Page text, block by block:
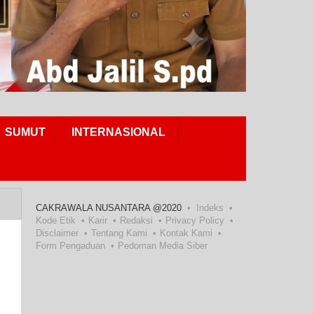
SUMUT INTERNASIONAL
CAKRAWALA NUSANTARA @2020
Indeks
Kode Etik
Karir Redaksi
Privacy Policy
Disclaimer
Tentang Kami
Kontak Kami
Form Pengaduan
Pedoman Media Siber